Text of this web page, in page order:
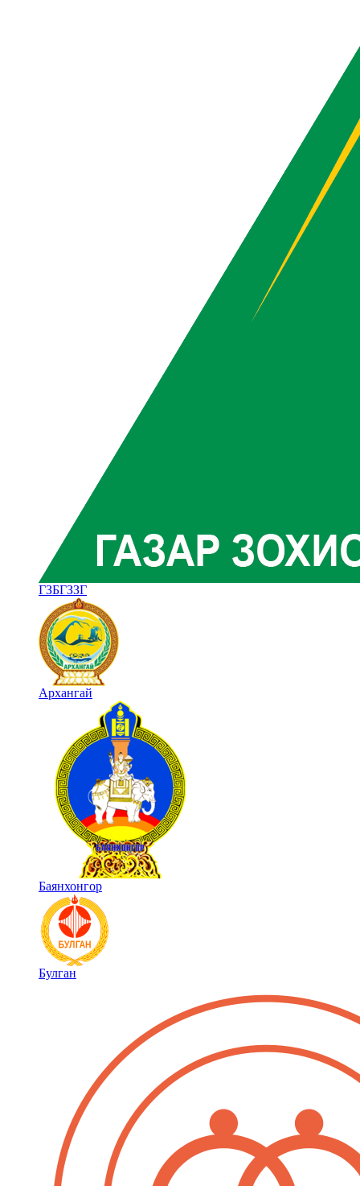
ГЗБГЗЗГ
Архангай
Баянхонгор
Булган